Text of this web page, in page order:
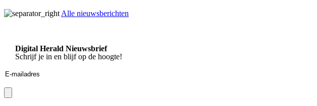
Alle nieuwsberichten
Digital Herald Nieuwsbrief
Schrijf je in en blijf op de hoogte!